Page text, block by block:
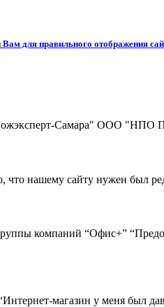
для правильного отображения
Самара" ООО "НПО
что нашему сайту нужен был
компаний “Офис+”
магазин у меня был